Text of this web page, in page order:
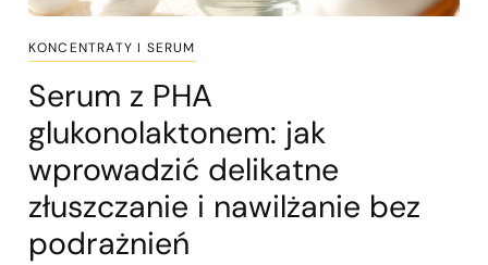
KONCENTRATY I SERUM
Serum z PHA
glukonolaktonem: jak
wprowadzić delikatne
złuszczanie i nawilżanie bez
podrażnień